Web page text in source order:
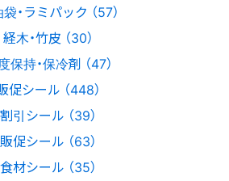
・ラミパック （57）
経木・竹皮 （30）
保持・保冷剤 （47）
促シール （448）
割引シール （39）
販促シール （63）
食材シール （35）